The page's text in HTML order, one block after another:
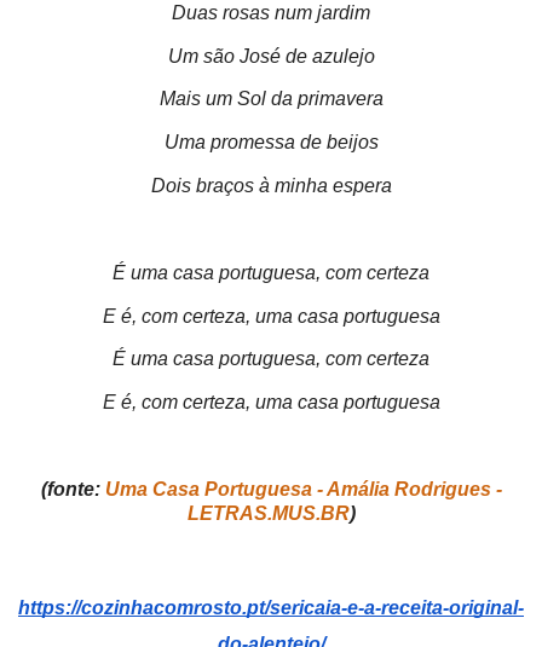
Duas rosas num jardim
Um são José de azulejo
Mais um Sol da primavera
Uma promessa de beijos
Dois braços à minha espera
É uma casa portuguesa, com certeza
E é, com certeza, uma casa portuguesa
É uma casa portuguesa, com certeza
E é, com certeza, uma casa portuguesa
(fonte: Uma Casa Portuguesa - Amália Rodrigues -
LETRAS.MUS.BR)
https://cozinhacomrosto.pt/sericaia-e-a-receita-original-